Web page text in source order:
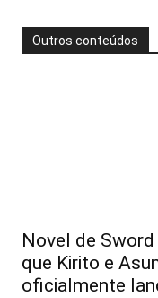
Outros conteúdos
Novel de
que Kirito e
oficialmente